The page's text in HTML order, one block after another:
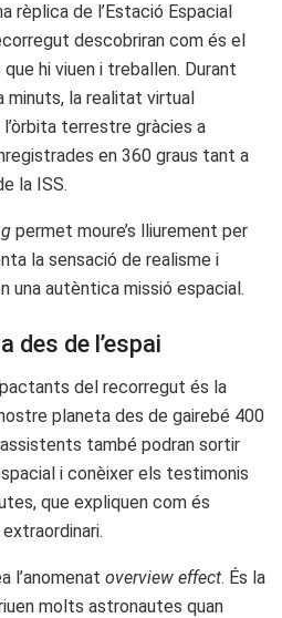
rèplica de l’Estació Espacial
descobriran com és el
hi viuen i treballen. Durant
minuts, la realitat virtual
terrestre gràcies a
en 360 graus tant a
la ISS.
permet moure’s lliurement per
la sensació de realisme i
una autèntica missió espacial.
des de l’espai
del recorregut és la
planeta des de gairebé 400
també podran sortir
i conèixer els testimonis
que expliquen com és
l’anomenat overview effect. És la
molts astronautes quan